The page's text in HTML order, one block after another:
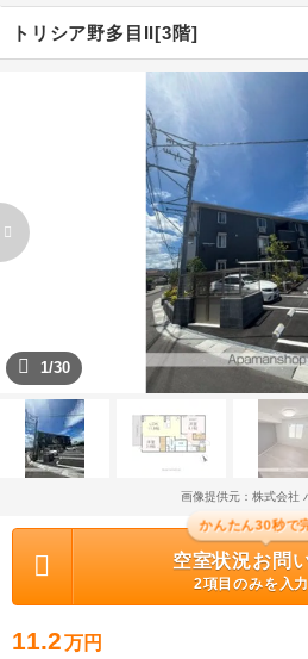
トリシア野多目II[3階]
1/30
画像提供元：株式会社
かんたん30秒で
空室状況お問
2項目のみを入
11.2万円